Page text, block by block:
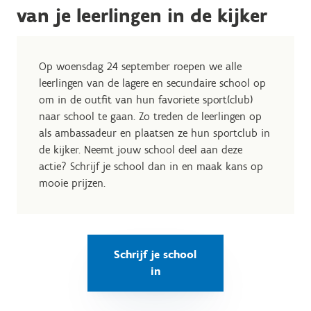
van je leerlingen in de kijker
Op woensdag 24 september roepen we alle
leerlingen van de lagere en secundaire school op
om in de outfit van hun favoriete sport(club)
naar school te gaan. Zo treden de leerlingen op
als ambassadeur en plaatsen ze hun sportclub in
de kijker. Neemt jouw school deel aan deze
actie? Schrijf je school dan in en maak kans op
mooie prijzen.
Schrijf je school
in